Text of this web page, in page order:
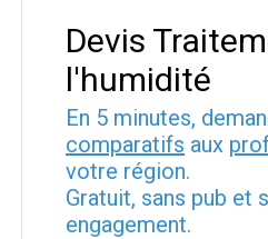
Devis
l'humidité
En 5 minutes,
comparatifs aux
votre région.
Gratuit, sans pub et
engagement.